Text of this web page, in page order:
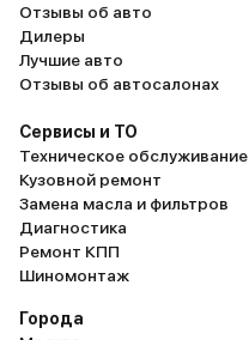
Отзывы об авто
Дилеры
Лучшие авто
Отзывы об автосалонах
Сервисы и ТО
Техническое обслуживание
Кузовной ремонт
Замена масла и фильтров
Диагностика
Ремонт КПП
Шиномонтаж
Города